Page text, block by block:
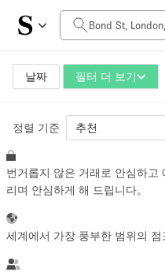
날짜 필터 더 보기
일일 비용
£0
공간 크기
100 sq ft
~ 13 명
정렬 기준 추천
번거롭지 않은 거래로 안심하고
리며 안심하게 해 드립니다。
세계에서 가장 풍부한 범위의 점